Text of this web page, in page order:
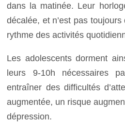
dans la matinée. Leur
décalée, et n’est pas
rythme des activités
Les adolescents dorment
leurs 9-10h nécessaires
entraîner des difficultés
augmentée, un risque
dépression.